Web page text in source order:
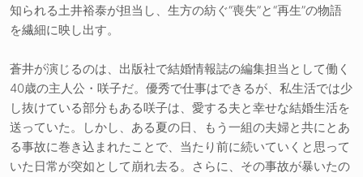
知られる土井裕泰が担当し、生方の紡ぐ“喪失”と“再生”の物語
を繊細に映し出す。
蒼井が演じるのは、出版社で結婚情報誌の編集担当として働く
40歳の主人公・咲子だ。優秀で仕事はできるが、私生活では少
し抜けている部分もある咲子は、愛する夫と幸せな結婚生活を
送っていた。しかし、ある夏の日、もう一組の夫婦と共にとあ
る事故に巻き込まれたことで、当たり前に続いていくと思って
いた日常が突如として崩れ去る。さらに、その事故が暴いたの